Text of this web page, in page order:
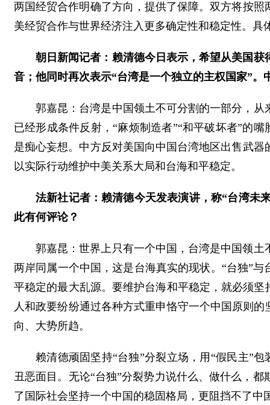
两国经贸合作明确了方向，提供了保障。双方将按
美经贸合作与世界经济注入更多确定性和稳定性。具
朝日新闻记者：赖清德今日表示，希望从美国
音；他同时再次表示“台湾是一个独立的主权国家”。
郭嘉昆：台湾是中国领土不可分割的一部分，
已经形成条件反射，“麻烦制造者”“和平破坏者”的
是痴心妄想。中方反对美国向中国台湾地区出售武
以实际行动维护中美关系大局和台海和平稳定。
法新社记者：赖清德今天发表演讲，称“台湾未
此有何评论？
郭嘉昆：世界上只有一个中国，台湾是中国领
两岸同属一个中国，这是台海真实的现状。“台独”
平稳定的最大乱源。要维护台海和平稳定，就必须
人和政要纷纷通过各种方式重申恪守一个中国原则
向、大势所趋。
赖清德顽固坚持“台独”分裂立场，用“假民主”
丑恶面目。无论“台独”分裂势力说什么、做什么，
了国际社会坚持一个中国的稳固格局，更阻挡不了中